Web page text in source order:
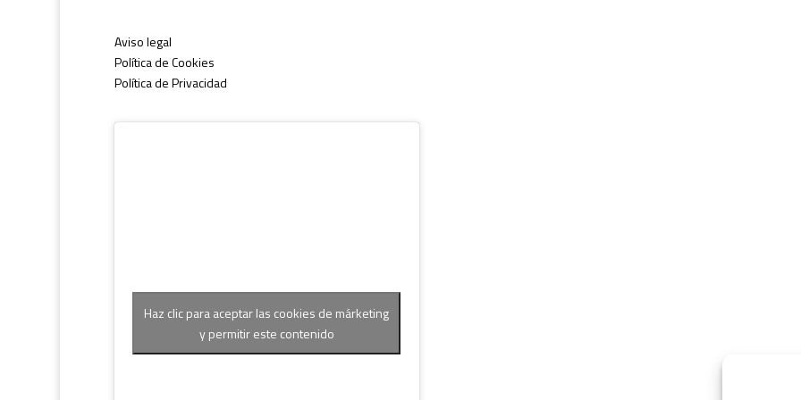
Aviso legal
Política de Cookies
Política de Privacidad
Haz clic para aceptar las cookies de márketing
y permitir este contenido